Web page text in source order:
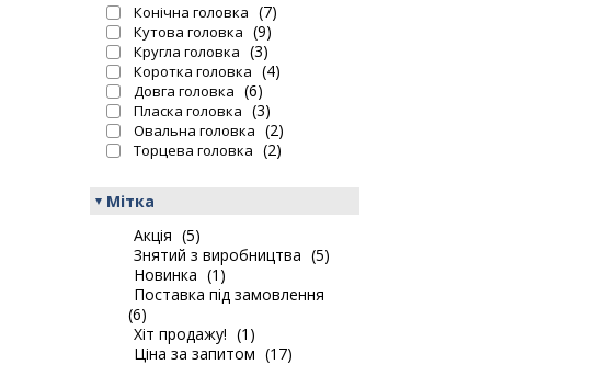
Конічна головка (7)
Кутова головка (9)
Кругла головка (3)
Коротка головка (4)
Довга головка (6)
Пласка головка (3)
Овальна головка (2)
Торцева головка (2)
Мітка
Акція (5)
Знятий з виробництва (5)
Новинка (1)
Поставка під замовлення
(6)
Хіт продажу! (1)
Ціна за запитом (17)